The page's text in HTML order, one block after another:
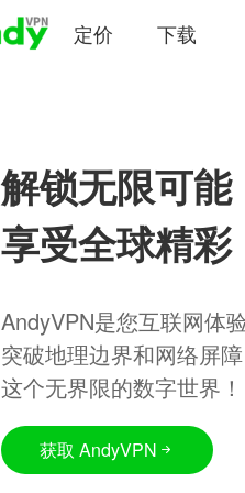
定价 下载
解锁无限可能
享受全球精彩
AndyVPN是您互联网体
突破地理边界和网络屏
这个无界限的数字世界！
获取 AndyVPN